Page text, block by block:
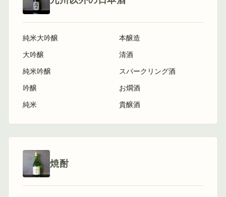
純米大吟醸
大吟醸
純米吟醸
吟醸
純米
本醸造
清酒
スパークリング酒
お燗酒
貴醸酒
焼酎